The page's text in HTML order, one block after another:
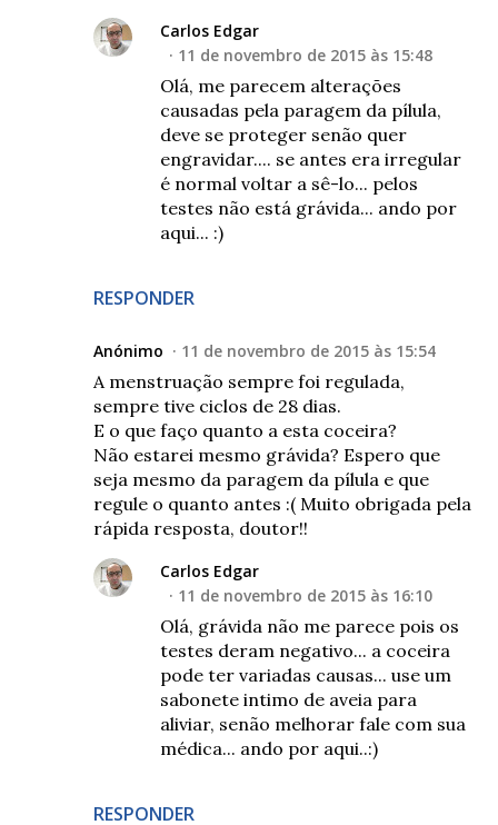
RESPONDER
Carlos Edgar
11 de novembro de 2015 às 15:48
Olá, me parecem alterações
causadas pela paragem da pílula,
deve se proteger senão quer
engravidar.... se antes era irregular
é normal voltar a sê-lo... pelos
testes não está grávida... ando por
aqui... :)
Anónimo 11 de novembro de 2015 às 15:54
A menstruação sempre foi regulada,
sempre tive ciclos de 28 dias.
E o que faço quanto a esta coceira?
Não estarei mesmo grávida? Espero que
seja mesmo da paragem da pílula e que
regule o quanto antes :( Muito obrigada pela
rápida resposta, doutor!!
RESPONDER
Carlos Edgar
11 de novembro de 2015 às 16:10
Olá, grávida não me parece pois os
testes deram negativo... a coceira
pode ter variadas causas... use um
sabonete intimo de aveia para
aliviar, senão melhorar fale com sua
médica... ando por aqui..:)